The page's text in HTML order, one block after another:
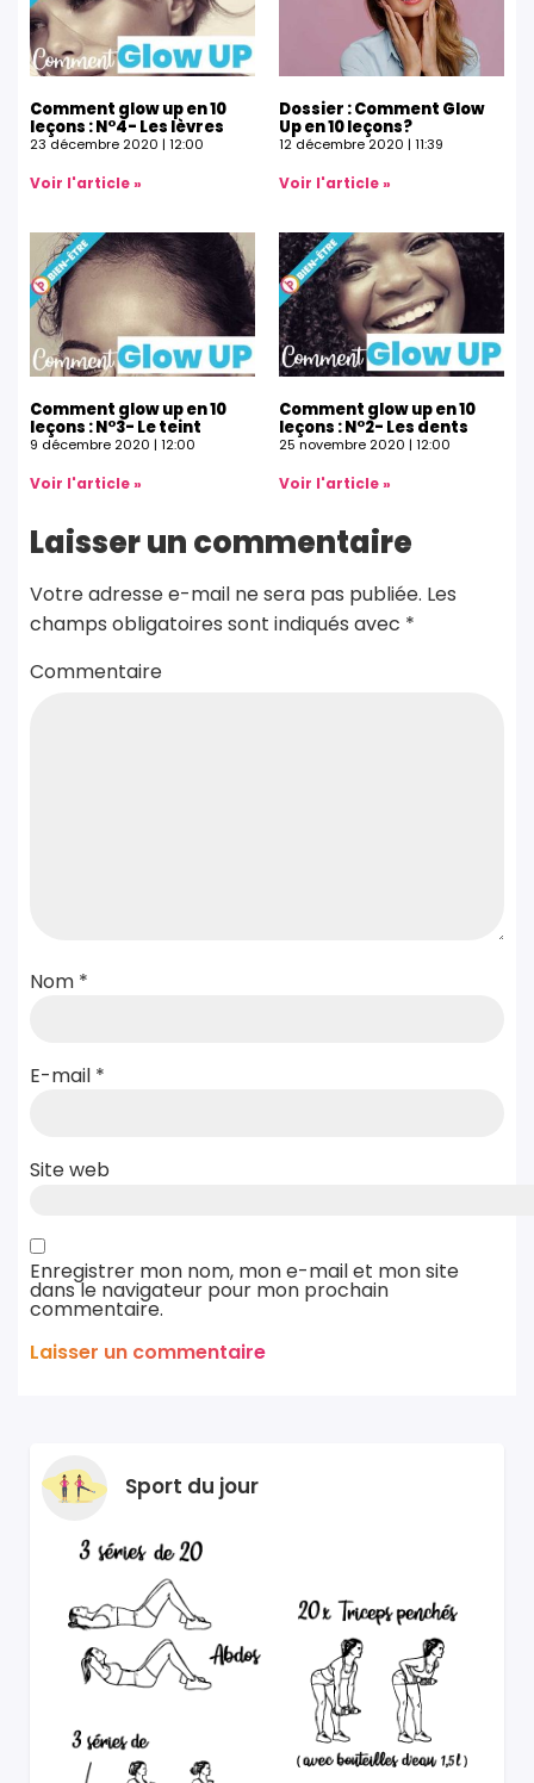
Comment glow up en 10
leçons : N°4- Les lèvres
23 décembre 2020 12:00
Voir l'article »
Dossier : Comment Glow
Up en 10 leçons?
12 décembre 2020 11:39
Voir l'article »
Comment glow up en 10
leçons : N°3- Le teint
9 décembre 2020 12:00
Voir l'article »
Comment glow up en 10
leçons : N°2- Les dents
25 novembre 2020 12:00
Voir l'article »
Laisser un commentaire
Votre adresse e-mail ne sera pas publiée. Les
champs obligatoires sont indiqués avec *
Commentaire
Nom *
E-mail *
Site web
Enregistrer mon nom, mon e-mail et mon site
dans le navigateur pour mon prochain
commentaire.
Sport du jour